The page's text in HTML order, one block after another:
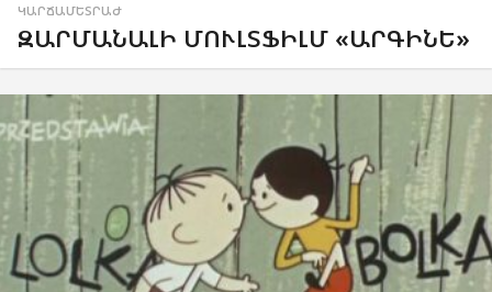
ԿԱՐՃԱՄԵՏՐԱԺ
ԶԱՐՄԱՆԱԼԻ ՄՈՒԼՏՖԻԼՄ «ԱՐԳԻՆԵ»